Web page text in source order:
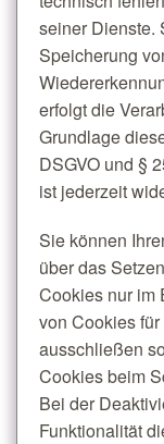
seiner Dienste.
Speicherung
erfolgt die
Grundlage
DSGVO und §
ist jederzeit
Sie können
über das
Cookies nur im
von Cookies
ausschließen
Cookies beim
Bei der
Funktionalität